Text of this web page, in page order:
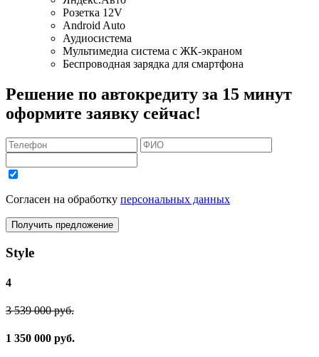
Розетка 12V
Android Auto
Аудиосистема
Мультимедиа система с ЖК-экраном
Беспроводная зарядка для смартфона
Решение по автокредиту за 15 минут
оформите заявку сейчас!
Согласен на обработку персональных данных
Получить предложение
Style
4
3 539 000 руб.
1 350 000 руб.